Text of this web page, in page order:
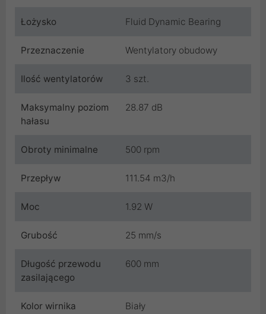
Łożysko Fluid Dynamic Bearing
Przeznaczenie Wentylatory obudowy
Ilość wentylatorów 3 szt.
Maksymalny poziom
hałasu
28.87 dB
Obroty minimalne 500 rpm
Przepływ 111.54 m3/h
Moc 1.92 W
Grubość 25 mm/s
Długość przewodu
zasilającego
600 mm
Kolor wirnika Biały